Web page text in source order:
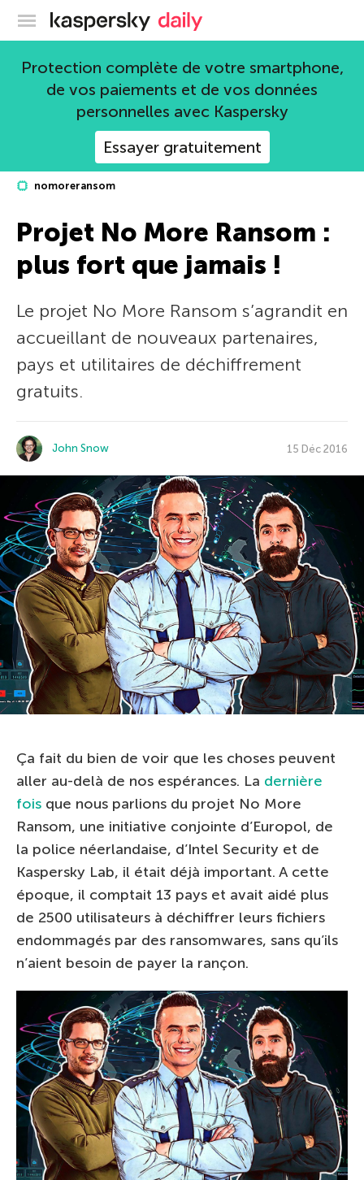
Blog officiel de Kaspersky
Protection complète de votre smartphone,
de vos paiements et de vos données
personnelles avec Kaspersky
Essayer gratuitement
nomoreransom
Projet No More Ransom :
plus fort que jamais !
Le projet No More Ransom s’agrandit en
accueillant de nouveaux partenaires,
pays et utilitaires de déchiffrement
gratuits.
John Snow 15 Déc 2016
Ça fait du bien de voir que les choses peuvent
aller au-delà de nos espérances. La dernière
fois que nous parlions du projet No More
Ransom, une initiative conjointe d’Europol, de
la police néerlandaise, d’Intel Security et de
Kaspersky Lab, il était déjà important. A cette
époque, il comptait 13 pays et avait aidé plus
de 2500 utilisateurs à déchiffrer leurs fichiers
endommagés par des ransomwares, sans qu’ils
n’aient besoin de payer la rançon.